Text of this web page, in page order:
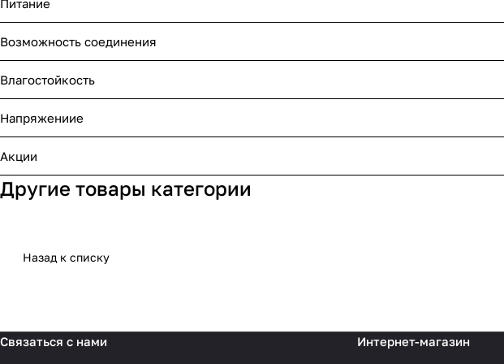
Питание
Возможность соединения
Влагостойкость
Напряжениие
Акции
Другие товары категории
Назад к списку
Связаться с нами Интернет-магазин